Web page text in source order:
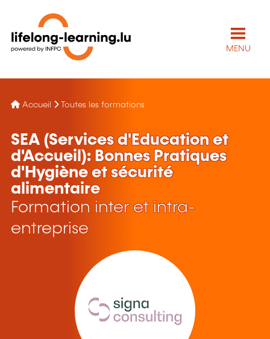
MENU
Accueil Toutes les formations
SEA (Services d'Education et
d'Accueil): Bonnes Pratiques
d'Hygiène et sécurité
alimentaire
Formation inter et intra-
entreprise